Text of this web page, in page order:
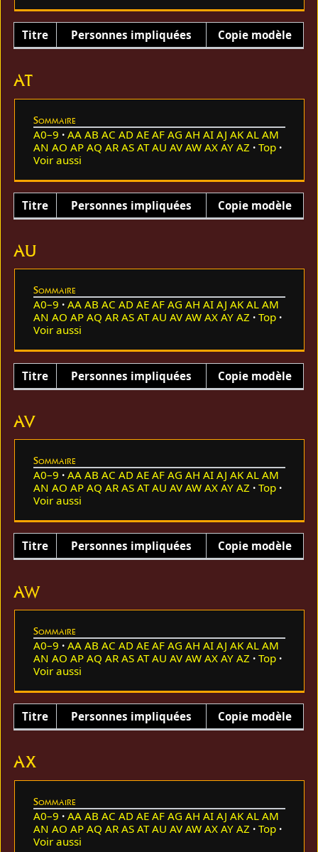
Titre Personnes impliquées Copie modèle
AT
Sommaire
A0–9 AA AB AC AD AE AF AG AH AI AJ AK AL AM
AN AO AP AQ AR AS AT AU AV AW AX AY AZ
Top
Voir aussi
Titre Personnes impliquées Copie modèle
AU
Sommaire
A0–9 AA AB AC AD AE AF AG AH AI AJ AK AL AM
AN AO AP AQ AR AS AT AU AV AW AX AY AZ
Top
Voir aussi
Titre Personnes impliquées Copie modèle
AV
Sommaire
A0–9 AA AB AC AD AE AF AG AH AI AJ AK AL AM
AN AO AP AQ AR AS AT AU AV AW AX AY AZ
Top
Voir aussi
Titre Personnes impliquées Copie modèle
AW
Sommaire
A0–9 AA AB AC AD AE AF AG AH AI AJ AK AL AM
AN AO AP AQ AR AS AT AU AV AW AX AY AZ
Top
Voir aussi
Titre Personnes impliquées Copie modèle
AX
Sommaire
A0–9 AA AB AC AD AE AF AG AH AI AJ AK AL AM
AN AO AP AQ AR AS AT AU AV AW AX AY AZ
Top
Voir aussi